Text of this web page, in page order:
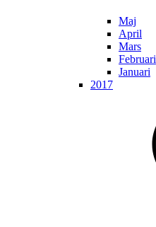
Maj
April
Mars
Februari
Januari
2017